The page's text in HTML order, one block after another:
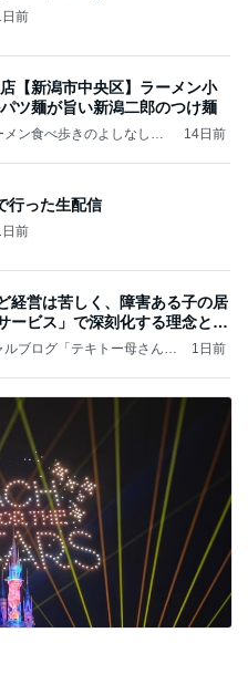
日前
【新潟市中央区】ラーメン小
ツ麺が旨い新潟二郎のつけ麺
ン食べ歩きのよしなしご
14日前
行った生配信
日前
経営は苦しく、障害ある子の居
ービス」で深刻化する理念と現
ブログ「テキトー母さんの
1日前